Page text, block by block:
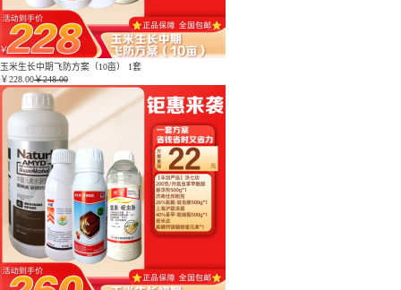
玉米生长中期飞防方案（10亩） 1套
￥228.00￥248.00